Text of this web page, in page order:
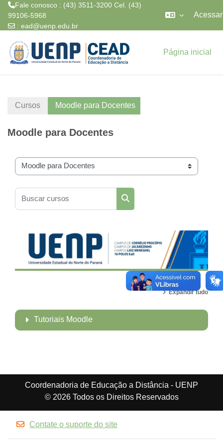
Fale conosco : (43) 3511-3200 Cel. (43)
99106-5968
: ead@uenp.edu.br
Acessar
Página inicial
Cursos Moodle para Docentes
Moodle para Docentes
Categorias de Cursos
Buscar cursos
Buscar cursos
Expandir tudo
Tutoriais Moodle
Coordenadoria de Educação a Distância - UENP
© 2026 Todos os Direitos Reservados
Contate o suporte do site